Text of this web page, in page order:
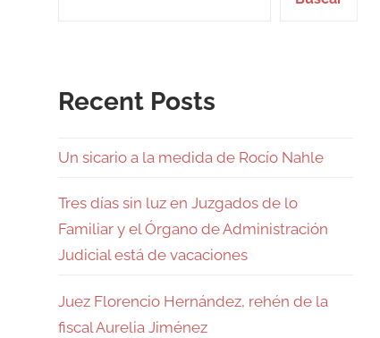
Recent Posts
Un sicario a la medida de Rocío Nahle
Tres días sin luz en Juzgados de lo
Familiar y el Órgano de Administración
Judicial está de vacaciones
Juez Florencio Hernández, rehén de la
fiscal Aurelia Jiménez